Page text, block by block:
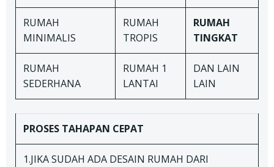
RUMAH
MINIMALIS
RUMAH
TROPIS
RUMAH
TINGKAT
RUMAH
SEDERHANA
RUMAH 1
LANTAI
DAN LAIN
LAIN
PROSES TAHAPAN CEPAT
1.JIKA SUDAH ADA DESAIN RUMAH DARI